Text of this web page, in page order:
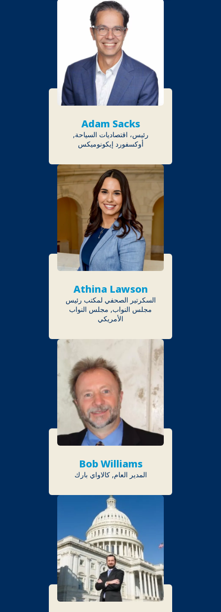
Adam Sacks
رئيس، اقتصاديات السياحة,
أوكسفورد إيكونوميكس
Athina Lawson
السكرتير الصحفي لمكتب رئيس
مجلس النواب, مجلس النواب
الأمريكي
Bob Williams
المدير العام, كالاواي بارك